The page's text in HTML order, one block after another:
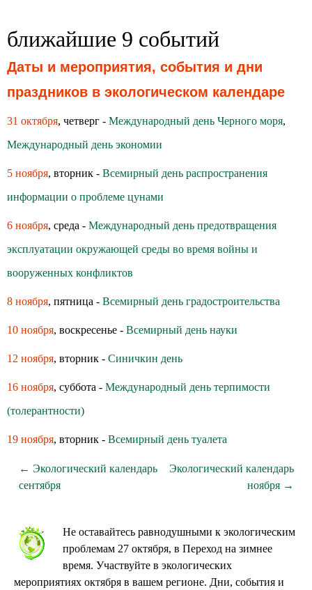
ближайшие 9 событий
Даты и мероприятия, события и дни
праздников в экологическом календаре
31 октября, четверг - Международный день Черного моря,
Международный день экономии
5 ноября, вторник - Всемирный день распространения
информации о проблеме цунами
6 ноября, среда - Международный день предотвращения
эксплуатации окружающей среды во время войны и
вооруженных конфликтов
8 ноября, пятница - Всемирный день градостроительства
10 ноября, воскресенье - Всемирный день науки
12 ноября, вторник - Синичкин день
16 ноября, суббота - Международный день терпимости
(толерантности)
19 ноября, вторник - Всемирный день туалета
← Экологический календарь
сентября
Экологический календарь
ноября →
Не оставайтесь равнодушными к экологическим
проблемам 27 октября, в Переход на зимнее
время. Участвуйте в экологических
мероприятиях октября в вашем регионе. Дни, события и